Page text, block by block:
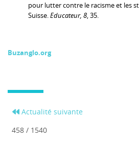
pour lutter contre le racisme et les
Suisse.Educateur, 8, 35.
Buzanglo.org
Actualité suivante
458 / 1540